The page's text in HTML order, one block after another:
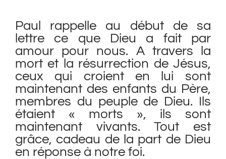
Paul rappelle au début de sa
lettre ce que Dieu a fait par
amour pour nous. A travers la
mort et la résurrection de Jésus,
ceux qui croient en lui sont
maintenant des enfants du Père,
membres du peuple de Dieu. Ils
étaient « morts », ils sont
maintenant vivants. Tout est
grâce, cadeau de la part de Dieu
en réponse à notre foi.